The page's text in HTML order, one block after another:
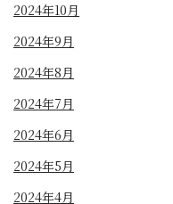
2024年10月
2024年9月
2024年8月
2024年7月
2024年6月
2024年5月
2024年4月